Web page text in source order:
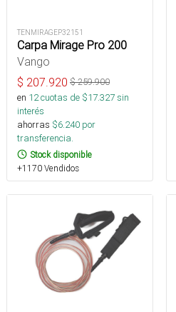
TENMIRAGEP32151
Carpa Mirage Pro 200
Vango
$ 207.920 $259.900
en 12cuotas de $17.327sin
interés
ahorras $6.240 por
transferencia.
Stock disponible
+1170 Vendidos